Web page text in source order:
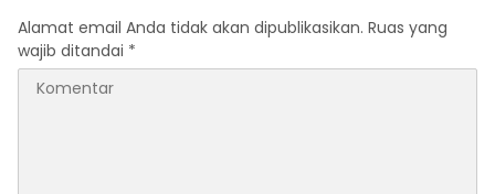
Alamat email Anda tidak akan dipublikasikan. Ruas yang
wajib ditandai *